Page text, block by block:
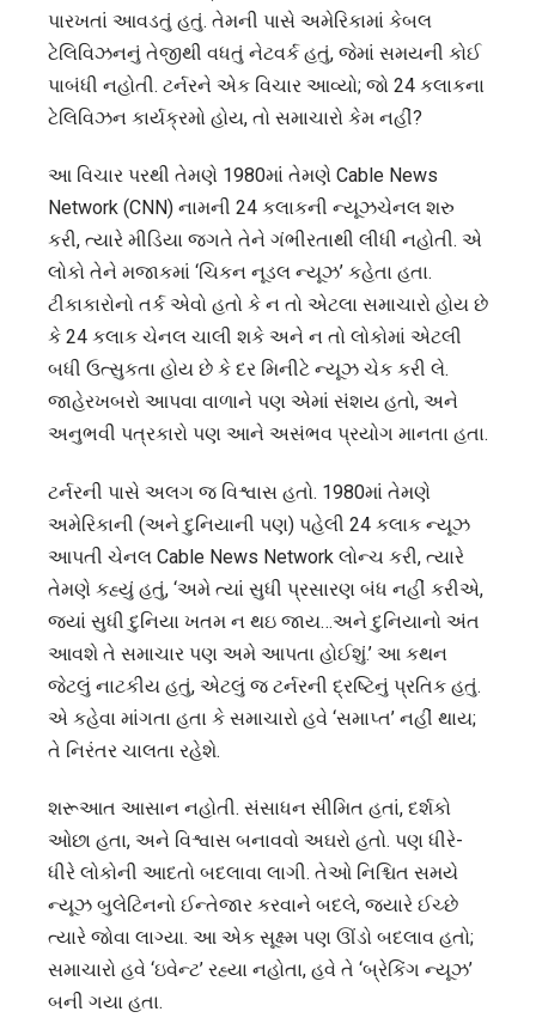
પારખતાં આવડતું હતું. તેમની પાસે અમેરિકામાં કેબલ
ટેલિવિઝનનું તેજીથી વધતું નેટવર્ક હતું, જેમાં સમયની કોઈ
પાબંધી નહોતી. ટર્નરને એક વિચાર આવ્યો; જો 24 કલાકના
ટેલિવિઝન કાર્યક્રમો હોય, તો સમાચારો કેમ નહીં?
આ વિચાર પરથી તેમણે 1980માં તેમણે Cable News
Network (CNN) નામની 24 કલાકની ન્યૂઝચેનલ શરુ
કરી, ત્યારે મીડિયા જગતે તેને ગંભીરતાથી લીધી નહોતી. એ
લોકો તેને મજાકમાં ‘ચિકન નૂડલ ન્યૂઝ’ કહેતા હતા.
ટીકાકારોનો તર્ક એવો હતો કે ન તો એટલા સમાચારો હોય છે
કે 24 કલાક ચેનલ ચાલી શકે અને ન તો લોકોમાં એટલી
બધી ઉત્સુકતા હોય છે કે દર મિનીટે ન્યૂઝ ચેક કરી લે.
જાહેરખબરો આપવા વાળાને પણ એમાં સંશય હતો, અને
અનુભવી પત્રકારો પણ આને અસંભવ પ્રયોગ માનતા હતા.
ટર્નરની પાસે અલગ જ વિશ્વાસ હતો. 1980માં તેમણે
અમેરિકાની (અને દુનિયાની પણ) પહેલી 24 કલાક ન્યૂઝ
આપતી ચેનલ Cable News Network લોન્ચ કરી, ત્યારે
તેમણે કહ્યું હતું, ‘અમે ત્યાં સુધી પ્રસારણ બંધ નહીં કરીએ,
જ્યાં સુધી દુનિયા ખતમ ન થઇ જાય…અને દુનિયાનો અંત
આવશે તે સમાચાર પણ અમે આપતા હોઈશું.’ આ કથન
જેટલું નાટકીય હતું, એટલું જ ટર્નરની દ્રષ્ટિનું પ્રતિક હતું.
એ કહેવા માંગતા હતા કે સમાચારો હવે ‘સમાપ્ત’ નહીં થાય;
તે નિરંતર ચાલતા રહેશે.
શરૂઆત આસાન નહોતી. સંસાધન સીમિત હતાં, દર્શકો
ઓછા હતા, અને વિશ્વાસ બનાવવો અઘરો હતો. પણ ધીરે-
ધીરે લોકોની આદતો બદલાવા લાગી. તેઓ નિશ્ચિત સમયે
ન્યૂઝ બુલેટિનનો ઈન્તેજાર કરવાને બદલે, જ્યારે ઈચ્છે
ત્યારે જોવા લાગ્યા. આ એક સૂક્ષ્મ પણ ઊંડો બદલાવ હતો;
સમાચારો હવે ‘ઇવેન્ટ’ રહ્યા નહોતા, હવે તે ‘બ્રેકિંગ ન્યૂઝ’
બની ગયા હતા.